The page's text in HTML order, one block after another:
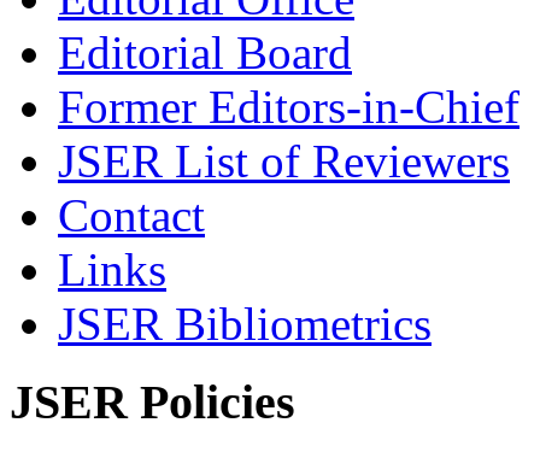
Editorial Board
Former Editors-in-Chief
JSER List of Reviewers
Contact
Links
JSER Bibliometrics
JSER Policies